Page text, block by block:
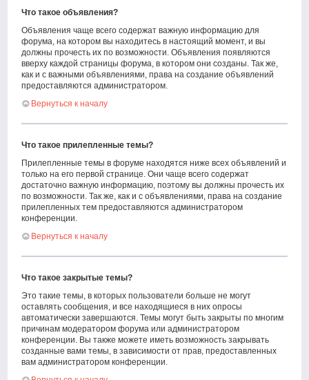
Что такое объявления?
Объявления чаще всего содержат важную информацию для
форума, на котором вы находитесь в настоящий момент, и вы
должны прочесть их по возможности. Объявления появляются
вверху каждой страницы форума, в котором они созданы. Так же,
как и с важными объявлениями, права на создание объявлений
предоставляются администратором.
Вернуться к началу
Что такое прилепленные темы?
Прилепленные темы в форуме находятся ниже всех объявлений и
только на его первой странице. Они чаще всего содержат
достаточно важную информацию, поэтому вы должны прочесть их
по возможности. Так же, как и с объявлениями, права на создание
прилепленных тем предоставляются администратором
конференции.
Вернуться к началу
Что такое закрытые темы?
Это такие темы, в которых пользователи больше не могут
оставлять сообщения, и все находящиеся в них опросы
автоматически завершаются. Темы могут быть закрыты по многим
причинам модератором форума или администратором
конференции. Вы также можете иметь возможность закрывать
созданные вами темы, в зависимости от прав, предоставленных
вам администратором конференции.